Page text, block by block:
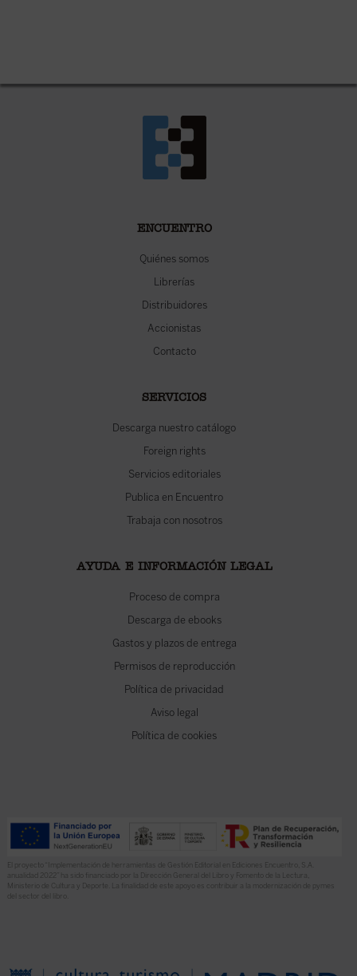
ENCUENTRO
Quiénes somos
Librerías
Distribuidores
Accionistas
Contacto
SERVICIOS
Descarga nuestro catálogo
Foreign rights
Servicios editoriales
Publica en Encuentro
Trabaja con nosotros
AYUDA E INFORMACIÓN LEGAL
Proceso de compra
Descarga de ebooks
Gastos y plazos de entrega
Permisos de reproducción
Política de privacidad
Aviso legal
Política de cookies
El proyecto “Implementación de herramientas de Gestión Editorial en Ediciones Encuentro, S.A.
anualidad 2022” ha sido financiado por la Dirección General del Libro y Fomento de la Lectura,
Ministerio de Cultura y Deporte. La finalidad de este apoyo es contribuir a la modernización de pymes
del sector del libro.